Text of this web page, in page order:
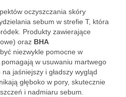
oczyszczania skóry
sebum w strefie T, która
Produkty zawierające
oraz BHA
niezwykle pomocne w
w usuwaniu martwego
jaśniejszy i gładszy wygląd
głęboko w pory, skutecznie
i nadmiaru sebum.